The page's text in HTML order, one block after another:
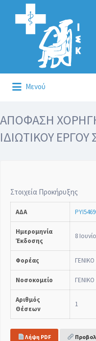
Αναζήτηση
για:
Μενού
για:
ΑΠΟΦΑΣΗ
ΙΔΙΩΤΙΚΟΥ ΕΡΓΟΥ
Στοιχεία Προκήρυξης
ΑΔΑ
Ημερομηνία
Έκδοσης
8
Φορέας
Νοσοκομείο
Αριθμός
Θέσεων
1
Λήψη PDF